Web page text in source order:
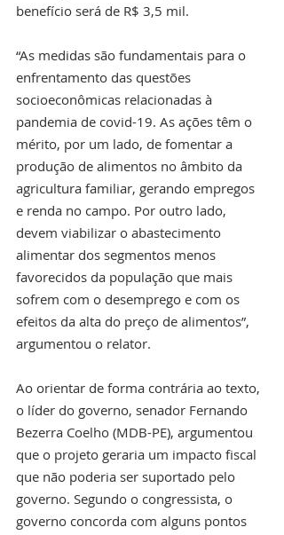
benefício será de R$ 3,5 mil.
“As medidas são fundamentais para o
enfrentamento das questões
socioeconômicas relacionadas à
pandemia de covid-19. As ações têm o
mérito, por um lado, de fomentar a
produção de alimentos no âmbito da
agricultura familiar, gerando empregos
e renda no campo. Por outro lado,
devem viabilizar o abastecimento
alimentar dos segmentos menos
favorecidos da população que mais
sofrem com o desemprego e com os
efeitos da alta do preço de alimentos”,
argumentou o relator.
Ao orientar de forma contrária ao texto,
o líder do governo, senador Fernando
Bezerra Coelho (MDB-PE), argumentou
que o projeto geraria um impacto fiscal
que não poderia ser suportado pelo
governo. Segundo o congressista, o
governo concorda com alguns pontos